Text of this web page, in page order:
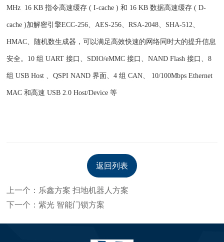
MHz 16 KB 指令高速缓存 ( I-cache ) 和 16 KB 数据高速缓存 ( D-
cache )加解密引擎ECC-256、AES-256、RSA-2048、SHA-512、
HMAC、随机数生成器，可以满足高效快速的网络同时大的提升信息
安全。10 组 UART 接口、SDIO/eMMC 接口、NAND Flash 接口、8
组 USB Host 、QSPI NAND 界面、4 组 CAN、 10/100Mbps Ethernet
MAC 和高速 USB 2.0 Host/Device 等
返回列表
上一个：乐鑫方案 扫地机器人方案
下一个：紫光 智能门锁方案